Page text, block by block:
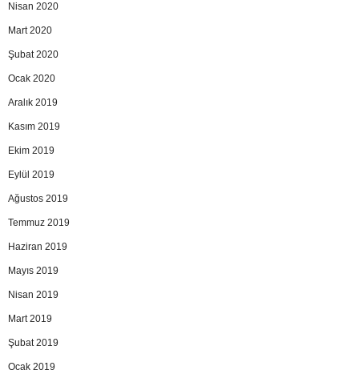
Nisan 2020
Mart 2020
Şubat 2020
Ocak 2020
Aralık 2019
Kasım 2019
Ekim 2019
Eylül 2019
Ağustos 2019
Temmuz 2019
Haziran 2019
Mayıs 2019
Nisan 2019
Mart 2019
Şubat 2019
Ocak 2019